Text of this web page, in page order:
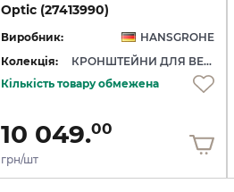
Optic (27413990)
Виробник:
HANSGROHE
Колекція:
КРОНШТЕЙНИ ДЛЯ ВЕРХНЬОГО ДУШУ
Кількість товару обмежена
10 049.00
грн/шт